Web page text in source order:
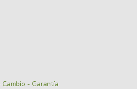
- Garantía